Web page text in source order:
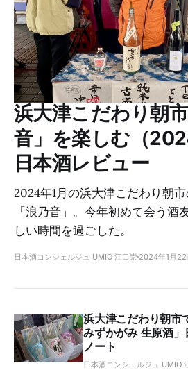
浜大津こだわり朝
音」を楽しむ（
日本酒レビュー
2024年1月の浜大津こだわり朝
「浪乃音」。今年初めて会う酒
しい時間を過ごした。
日本酒コンシェルジュ UMIO 江口崇 2024年1月22
浜大津こだわり朝市
みずかがみ 生原酒
ノート
日本酒コンシェルジュ UMIO